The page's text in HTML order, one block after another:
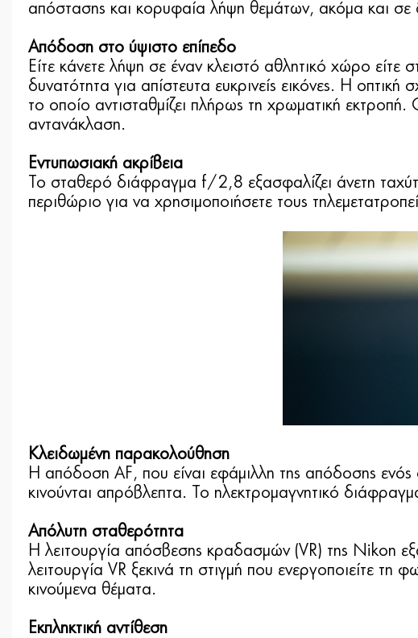
απόστασης και κορυφαία λήψη θεμάτων, ακόμα και σε
Απόδοση στο ύψιστο επίπεδο
Είτε κάνετε λήψη σε έναν κλειστό αθλητικό χώρο
δυνατότητα για απίστευτα ευκρινείς εικόνες. Η
το οποίο αντισταθμίζει πλήρως τη χρωματική
αντανάκλαση.
Εντυπωσιακή ακρίβεια
Το σταθερό διάφραγμα f/2,8 εξασφαλίζει άνετη
περιθώριο για να χρησιμοποιήσετε τους
Κλειδωμένη παρακολούθηση
Η απόδοση AF, που είναι εφάμιλλη της απόδοσης
κινούνται απρόβλεπτα. Το ηλεκτρομαγνητικό
Απόλυτη σταθερότητα
Η λειτουργία απόσβεσης κραδασμών (VR) της Nikon
λειτουργία VR ξεκινά τη στιγμή που ενεργοποιείτε
κινούμενα θέματα.
Εκπληκτική αντίθεση